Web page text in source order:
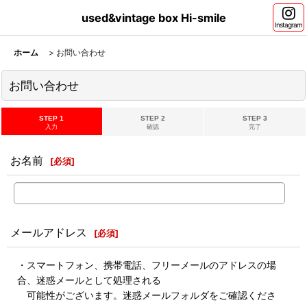
used&vintage box Hi-smile
Instagram
ホーム > お問い合わせ
お問い合わせ
STEP 1
入力
STEP 2
確認
STEP 3
完了
お名前 [必須]
メールアドレス [必須]
・スマートフォン、携帯電話、フリーメールのアドレスの場
合、迷惑メールとして処理される
可能性がございます。迷惑メールフォルダをご確認くださ